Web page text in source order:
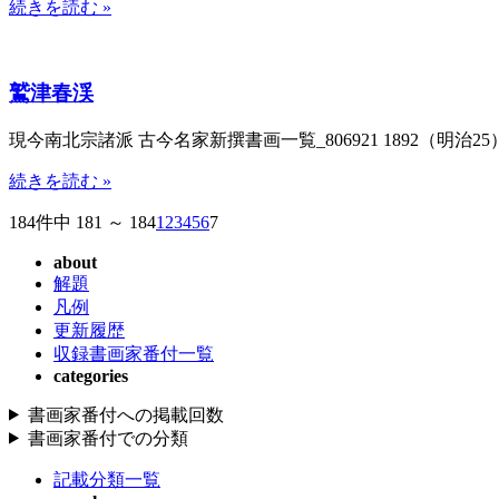
続きを読む »
鷲津春渓
現今南北宗諸派 古今名家新撰書画一覧_806921 1892（明治25
続きを読む »
184件中 181 ～ 1841 234567
about
解題
凡例
更新履歴
収録書画家番付一覧
categories
書画家番付への掲載回数
書画家番付での分類
記載分類一覧